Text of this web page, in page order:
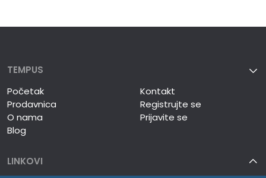
TEMPUS
Početak
Prodavnica
O nama
Blog
Kontakt
Registrujte se
Prijavite se
LINKOVI